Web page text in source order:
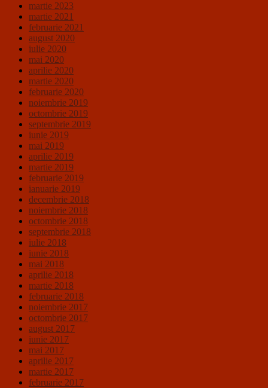
martie 2023
martie 2021
februarie 2021
august 2020
iulie 2020
mai 2020
aprilie 2020
martie 2020
februarie 2020
noiembrie 2019
octombrie 2019
septembrie 2019
iunie 2019
mai 2019
aprilie 2019
martie 2019
februarie 2019
ianuarie 2019
decembrie 2018
noiembrie 2018
octombrie 2018
septembrie 2018
iulie 2018
iunie 2018
mai 2018
aprilie 2018
martie 2018
februarie 2018
noiembrie 2017
octombrie 2017
august 2017
iunie 2017
mai 2017
aprilie 2017
martie 2017
februarie 2017